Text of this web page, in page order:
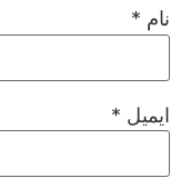
نام *
ایمیل *